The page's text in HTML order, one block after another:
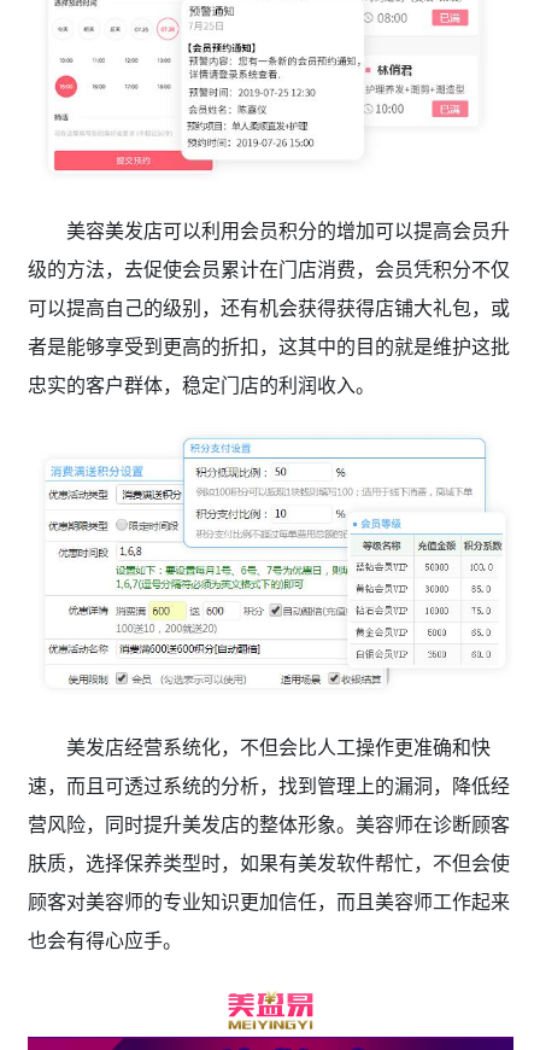
美容美发店可以利用会员积分的增加可以提高会员升
级的方法，去促使会员累计在门店消费，会员凭积分不仅
可以提高自己的级别，还有机会获得获得店铺大礼包，或
者是能够享受到更高的折扣，这其中的目的就是维护这批
忠实的客户群体，稳定门店的利润收入。
美发店经营系统化，不但会比人工操作更准确和快
速，而且可透过系统的分析，找到管理上的漏洞，降低经
营风险，同时提升美发店的整体形象。美容师在诊断顾客
肤质，选择保养类型时，如果有美发软件帮忙，不但会使
顾客对美容师的专业知识更加信任，而且美容师工作起来
也会有得心应手。